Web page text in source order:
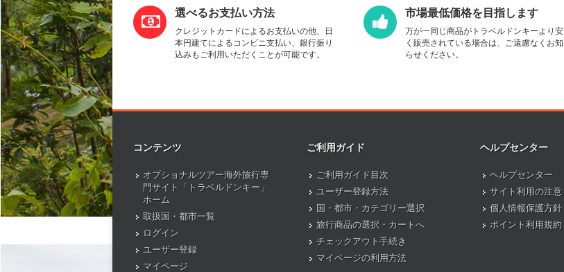
選べるお支払い方法
クレジットカードによるお支払いの他、日
本円建てによるコンビニ支払い、銀行振り
込みもご利用いただくことが可能です。
市場最低価格を目指します
万が一同じ商品がトラベルドンキーより安
く販売されている場合は、ご遠慮なくお知
らせください。
コンテンツ
オプショナルツアー海外旅行専
門サイト「トラベルドンキー」
ホーム
取扱国・都市一覧
ログイン
ユーザー登録
マイページ
ご利用ガイド
ご利用ガイド目次
ユーザー登録方法
国・都市・カテゴリー選択
旅行商品の選択・カートへ
チェックアウト手続き
マイページの利用方法
ヘルプセンター
ヘルプセンター
サイト利用の注意
個人情報保護方針
ポイント利用規約